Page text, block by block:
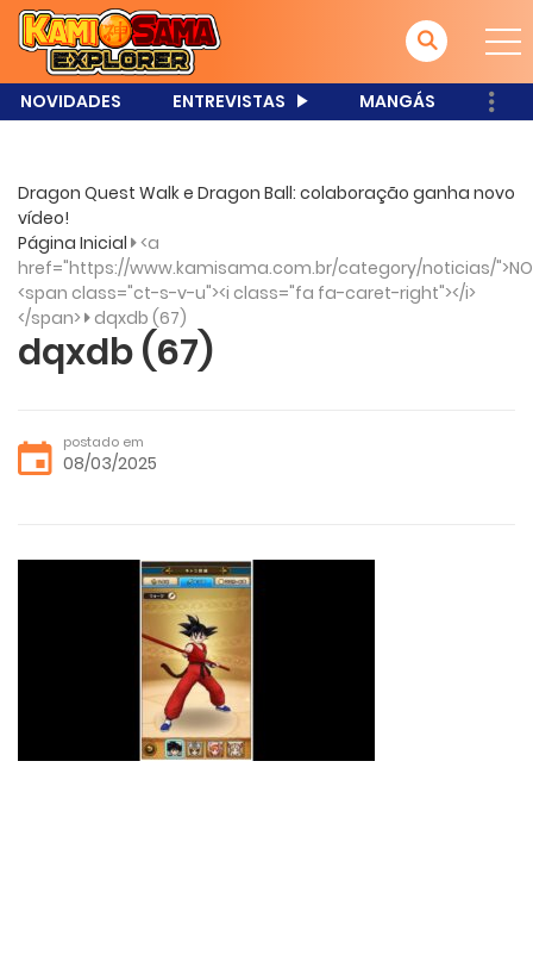
NOVIDADES ENTREVISTAS MANGÁS
Dragon Quest Walk e Dragon Ball: colaboração ganha novo
vídeo!
Página Inicial <a
href="https://www.kamisama.com.br/category/noticias/
<span class="ct-s-v-u"><i class="fa fa-caret-right"></i>
</span> dqxdb (67)
dqxdb (67)
postado em
08/03/2025